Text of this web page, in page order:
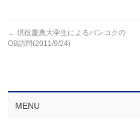
← 現役慶應大学生によるバンコクの
OB訪問(2011/9/24)
MENU